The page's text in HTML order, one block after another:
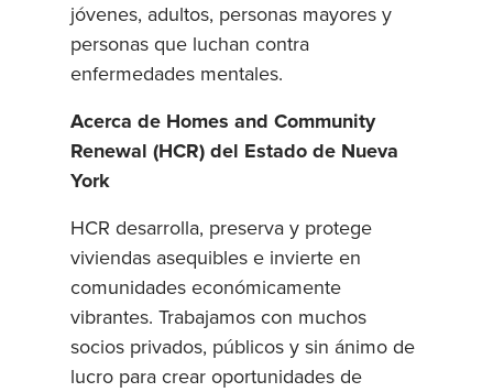
jóvenes, adultos, personas mayores y
personas que luchan contra
enfermedades mentales.
Acerca de Homes and Community
Renewal (HCR) del Estado de Nueva
York
HCR desarrolla, preserva y protege
viviendas asequibles e invierte en
comunidades económicamente
vibrantes. Trabajamos con muchos
socios privados, públicos y sin ánimo de
lucro para crear oportunidades de